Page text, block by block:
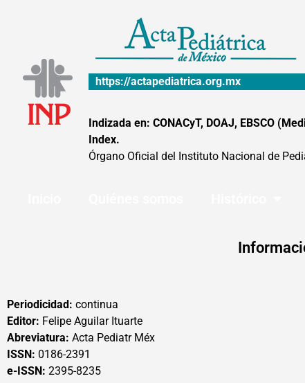
https://actapediatrica.org.mx
Indizada en: CONACyT, DOAJ, EBSCO
Index.
Órgano Oficial del Instituto Nacional de
Periodicidad: continua
Editor: Felipe Aguilar Ituarte
Abreviatura: Acta Pediatr Méx
ISSN: 0186-2391
e-ISSN: 2395-8235